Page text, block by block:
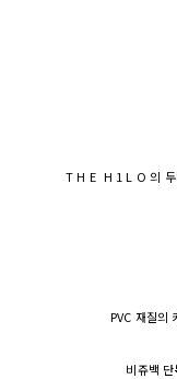
T H E H 1 L O 의 두
PVC 재질의
비쥬백